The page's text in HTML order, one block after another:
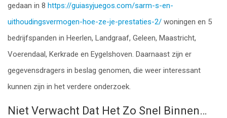
gedaan in 8 https://guiasyjuegos.com/sarm-s-en-
uithoudingsvermogen-hoe-ze-je-prestaties-2/ woningen en 5
bedrijfspanden in Heerlen, Landgraaf, Geleen, Maastricht,
Voerendaal, Kerkrade en Eygelshoven. Daarnaast zijn er
gegevensdragers in beslag genomen, die weer interessant
kunnen zijn in het verdere onderzoek.
Niet Verwacht Dat Het Zo Snel Binnen…